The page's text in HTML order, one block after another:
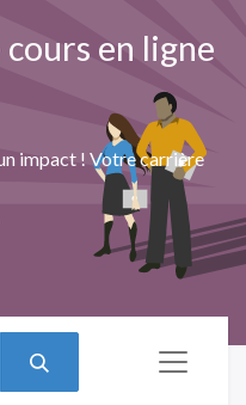
en ligne
impact ! Votre carrière